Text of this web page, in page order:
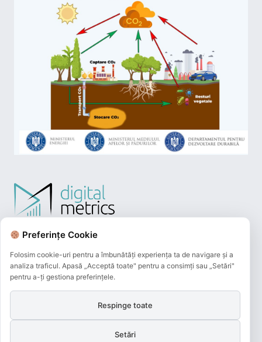
și beneficiază de 3D-Secure.
Preferințe Cookie
Folosim cookie-uri pentru a îmbunătăți experiența ta de navigare și a
analiza traficul. Apasă „Acceptă toate" pentru a consimți sau „Setări"
pentru a-ți gestiona preferințele.
Respinge toate
Setări